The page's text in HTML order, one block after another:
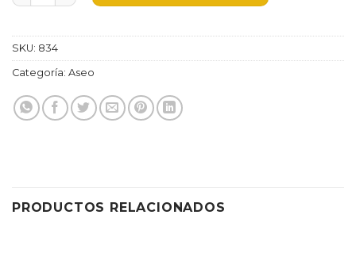
SKU: 834
Categoría: Aseo
PRODUCTOS RELACIONADOS